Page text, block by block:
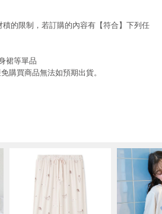
的限制，若訂購的內容有【符合】下列任
裙等單品
購買商品無法如預期出貨。